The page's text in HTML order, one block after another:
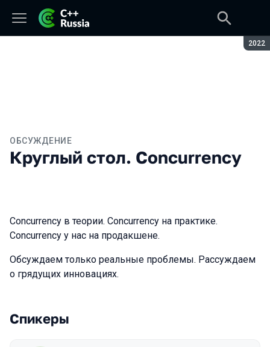
2022
ОБСУЖДЕНИЕ
Круглый стол. Concurrency
Concurrency в теории. Concurrency на практике.
Concurrency у нас на продакшене.
Обсуждаем только реальные проблемы. Рассуждаем
о грядущих инновациях.
Спикеры